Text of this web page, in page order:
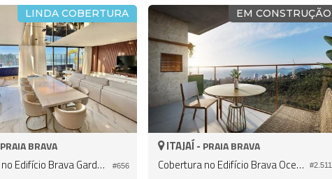
LINDA COBERTURA
#656
PRAIA BRAVA
Cobertura no Edifício Brava Garden Residence
EM CONSTRUÇÃO
#2.511
ITAJAÍ - PRAIA BRAVA
Cobertura no Edifício Brava Ocean Home Club